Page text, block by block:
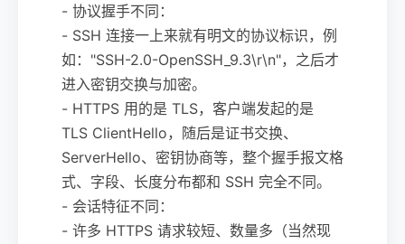
- 协议握手不同：
- SSH 连接一上来就有明文的协议标识，例
如："SSH-2.0-OpenSSH_9.3\r\n"，之后才
进入密钥交换与加密。
- HTTPS 用的是 TLS，客户端发起的是
TLS ClientHello，随后是证书交换、
ServerHello、密钥协商等，整个握手报文格
式、字段、长度分布都和 SSH 完全不同。
- 会话特征不同：
- 许多 HTTPS 请求较短、数量多（当然现